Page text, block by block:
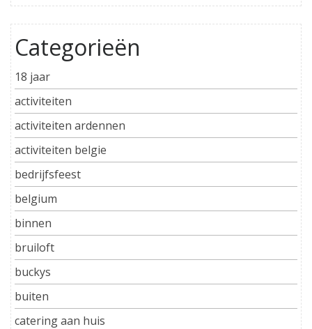
Categorieën
18 jaar
activiteiten
activiteiten ardennen
activiteiten belgie
bedrijfsfeest
belgium
binnen
bruiloft
buckys
buiten
catering aan huis